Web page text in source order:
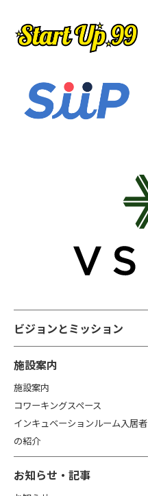
ビジョンとミッション
施設案内
施設案内
コワーキングスペース
インキュベーションルーム入居者
の紹介
お知らせ・記事